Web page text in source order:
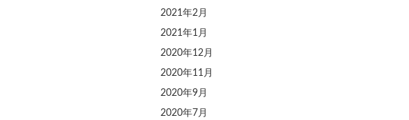
2021年2月
2021年1月
2020年12月
2020年11月
2020年9月
2020年7月